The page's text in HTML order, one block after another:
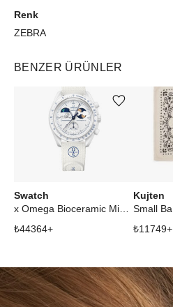
Renk
ZEBRA
BENZER ÜRÜNLER
Swatch
x Omega Bioceramic Mission To Earthphase Moonshine Gold Cold Moon White
₺44364+
Ürünü istek listesine ekle veya listeden çıkar
Kujten
₺11749+